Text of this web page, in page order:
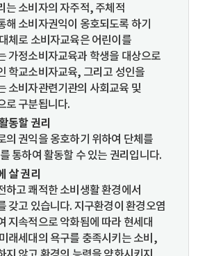
는 소비자의 자주적, 주체적
해 소비자권익이 옹호되도록 하기
체로 소비자교육은 어린이를
가정소비자교육과 학생을 대상으로
학교소비자교육, 그리고 성인을
소비자관련기관의 사회교육 및
로 구분됩니다.
동할 권리
의 권익을 옹호하기 위하여 단체를
통하여 활동할 수 있는 권리입니다.
살 권리
하고 쾌적한 소비생활 환경에서
갖고 있습니다. 지구환경이 환경오염
지속적으로 악화됨에 따라 현세대
래세대의 욕구를 충족시키는 소비,